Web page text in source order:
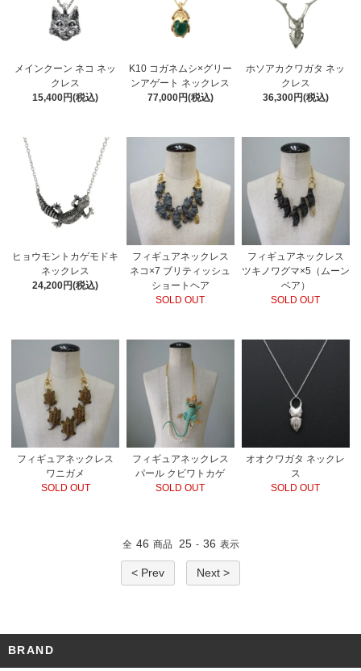
メインクーン ネコ ネッ
クレス
15,400円(税込)
K10 コガネムシ×グリー
ンアゲート ネックレス
77,000円(税込)
ホソアカクワガタ ネッ
クレス
36,300円(税込)
ヒョウモントカゲモドキ
ネックレス
24,200円(税込)
フィギュアネックレス
ネコ×7 ブリティッシュ
ショートヘア
SOLD OUT
フィギュアネックレス
ツキノワグマ×5（ムーン
ベア）
SOLD OUT
フィギュアネックレス
ワニガメ
SOLD OUT
フィギュアネックレス
パール クビワトカゲ
SOLD OUT
オオクワガタ ネックレ
ス
SOLD OUT
全 46 商品 25 - 36 表示
< Prev Next >
BRAND